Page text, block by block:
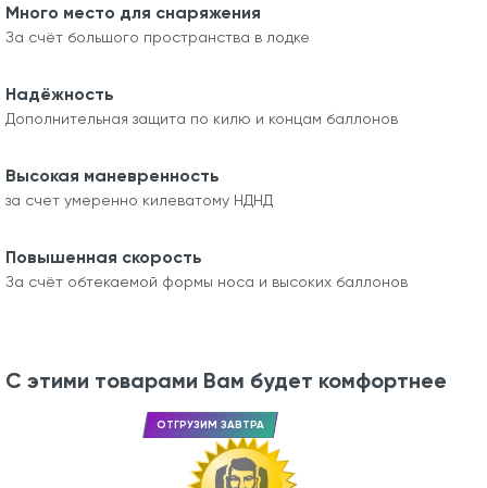
Много место для снаряжения
За счёт большого пространства в лодке
Надёжность
Дополнительная защита по килю и концам баллонов
Высокая маневренность
за счет умеренно килеватому НДНД
Повышенная скорость
За счёт обтекаемой формы носа и высоких баллонов
С этими товарами Вам будет комфортнее
ОТГРУЗИМ ЗАВТРА